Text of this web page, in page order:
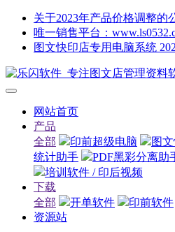
关于2023年产品价格调整的
唯一销售平台：
图文快印店专用电脑系统
网站首页
产品
全部
印前超级电脑 图
统计助手
PDF黑彩分离助
培训软件 / 印后视频
下载
全部
开单软件 印前软件
资源站